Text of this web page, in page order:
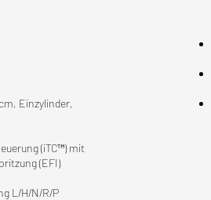
Einzylinder,
(iTC™) mit
(EFI)
L/H/N/R/P